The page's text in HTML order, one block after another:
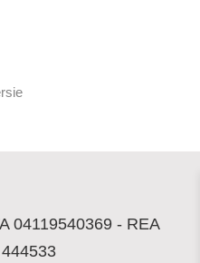
04119540369 - REA